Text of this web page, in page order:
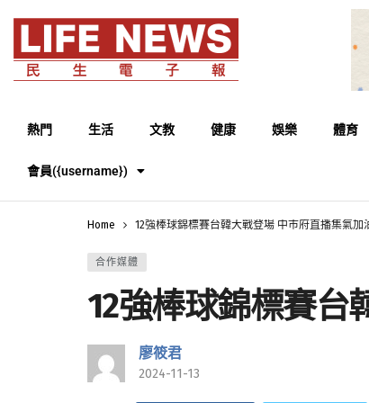
熱門 生活 文教 健康 娛樂 體育
會員({username})
Home 12強棒球錦標賽台韓大戰登場 中市府直播集氣加
合作媒體
12強棒球錦標賽台
廖筱君
2024-11-13